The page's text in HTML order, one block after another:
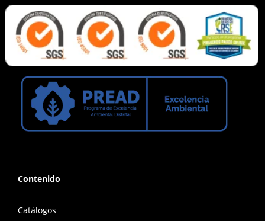
Contenido
Catálogos